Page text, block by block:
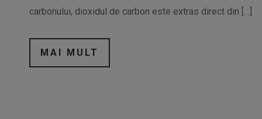
carbonului, dioxidul de carbon este extras direct din […]
MAI MULT